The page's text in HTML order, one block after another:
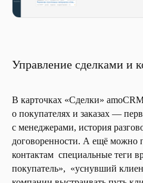
Управление сделками и
В карточках «Сделки»
о покупателях и заказах —
с менеджерами, история
договоренности. А ещё можно
контактам специальные теги
покупатель», «уснувший